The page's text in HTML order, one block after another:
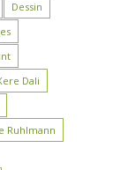
Dessin
Dali
Ruhlmann